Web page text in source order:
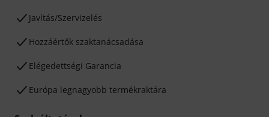
Javítás/Szervizelés
Hozzáértők szaktanácsadása
Elégedettségi Garancia
Európa legnagyobb termékraktára